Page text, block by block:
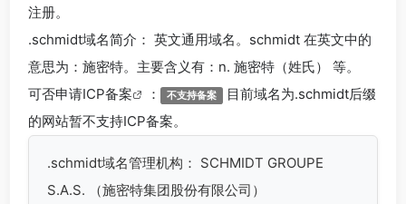
注册。
.schmidt域名简介： 英文通用域名。schmidt 在英文中的
意思为：施密特。主要含义有：n. 施密特（姓氏） 等。
可否申请ICP备案 ： 不支持备案 目前域名为.schmidt后缀
的网站暂不支持ICP备案。
.schmidt域名管理机构： SCHMIDT GROUPE
S.A.S. （施密特集团股份有限公司）